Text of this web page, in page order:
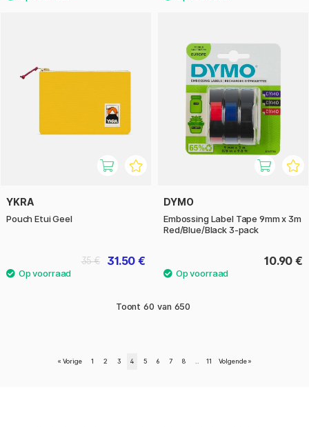
YKRA
Pouch Etui Geel
31.50 €
35 €
DYMO
Embossing Label Tape 9mm x 3m
Red/Blue/Black 3-pack
10.90 €
Toont 60 van 650
« Vorige 1 2 3 4 5 6 7 8 11 Volgende »